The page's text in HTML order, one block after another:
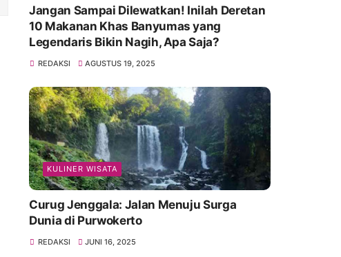
Jangan Sampai Dilewatkan! Inilah Deretan
10 Makanan Khas Banyumas yang
Legendaris Bikin Nagih, Apa Saja?
REDAKSI AGUSTUS 19, 2025
KULINER WISATA
Curug Jenggala: Jalan Menuju Surga
Dunia di Purwokerto
REDAKSI JUNI 16, 2025